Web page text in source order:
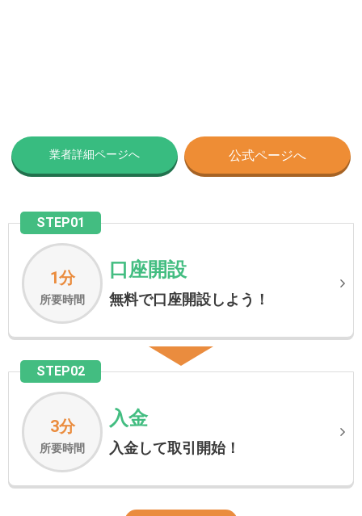
業者詳細ページへ 公式ページへ
STEP01
1分
所要時間
口座開設
無料で口座開設しよう！
STEP02
3分
所要時間
入金
入金して取引開始！